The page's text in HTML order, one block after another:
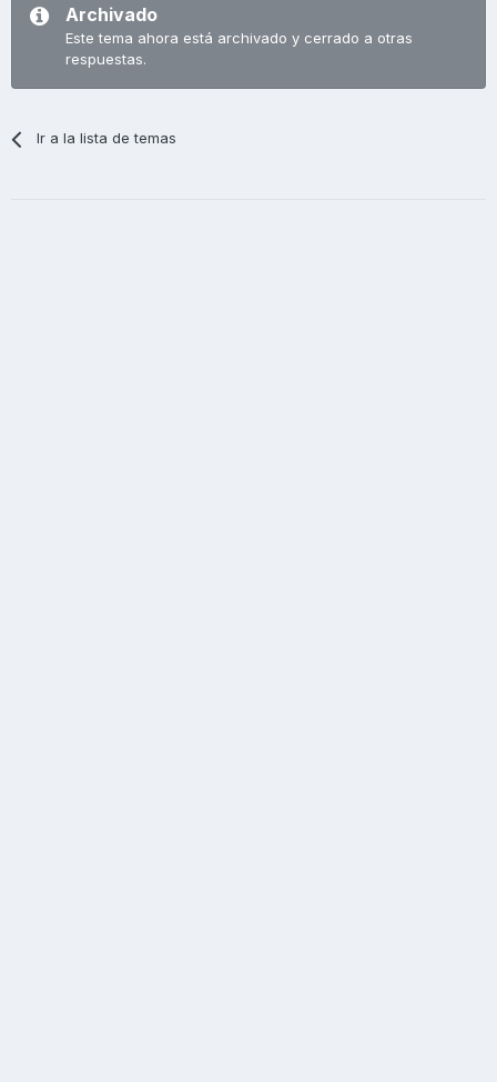
Archivado
Este tema ahora está archivado y cerrado a otras
respuestas.
Ir a la lista de temas